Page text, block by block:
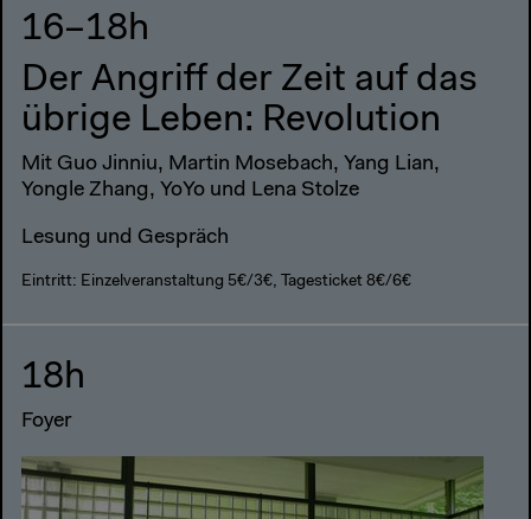
16–18h
Der Angriff der Zeit auf das
übrige Leben: Revolution
Mit Guo Jinniu, Martin Mosebach, Yang Lian,
Yongle Zhang, YoYo und Lena Stolze
Lesung und Gespräch
Eintritt: Einzelveranstaltung 5€/3€, Tagesticket 8€/6€
18h
Foyer